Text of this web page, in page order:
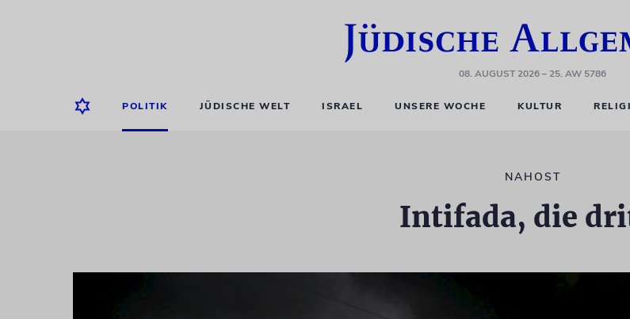
08. AUGUST 2026– 25. AW 5786
POLITIK JÜDISCHE WELT ISRAEL UNSERE WOCHE KULTUR
NAHOST
Intifada, die